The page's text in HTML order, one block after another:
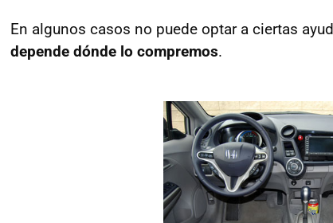
En algunos casos no puede optar a ciertas
depende dónde lo compremos.